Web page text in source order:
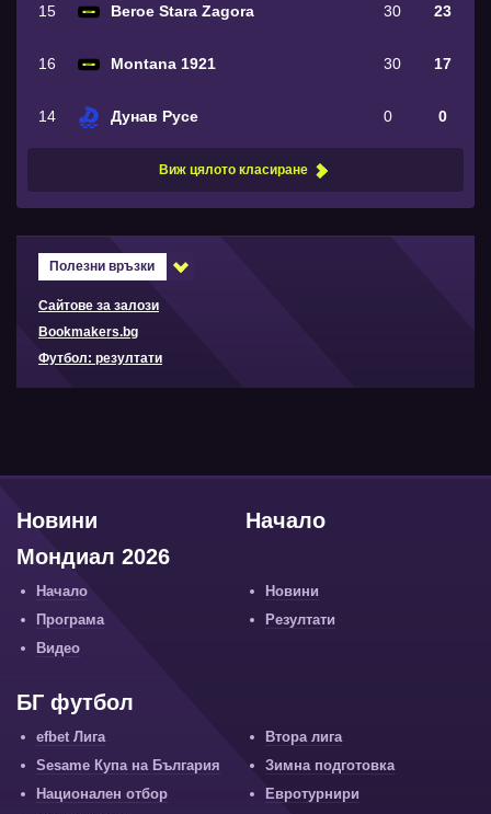
15 Beroe Stara Zagora 30 23
16 Montana 1921 30 17
14 Дунав Русе 0 0
Виж цялото класиране
Полезни връзки
Сайтове за залози
Bookmakers.bg
Футбол: резултати
Начало
Новини
Мондиал 2026
Начало
Новини
Програма
Резултати
Видео
БГ футбол
efbet Лига
Втора лига
Sesame Купа на България
Зимна подготовка
Национален отбор
Евротурнири